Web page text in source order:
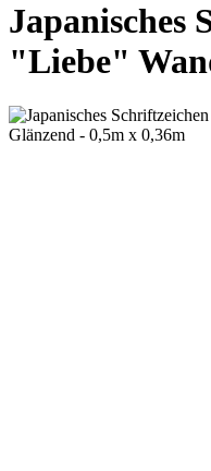
Japanisches
"Liebe"